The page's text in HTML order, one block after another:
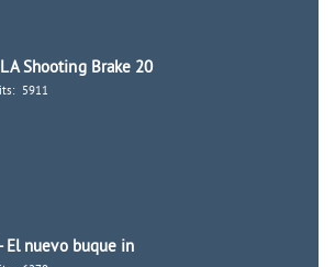
Shooting Brake 20
5911
El nuevo buque in